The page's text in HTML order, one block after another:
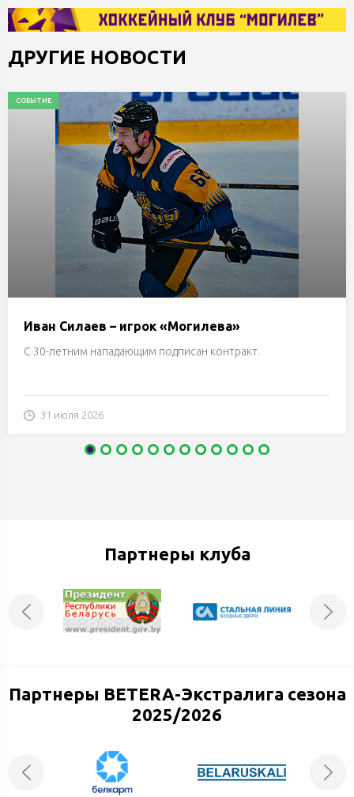
ДРУГИЕ НОВОСТИ
СОБЫТИЕ
Иван Силаев – игрок «Могилева»
С 30-летним нападающим подписан контракт.
31 июля 2026
Партнеры клуба
Партнеры BETERA-Экстралига сезона
2025/2026